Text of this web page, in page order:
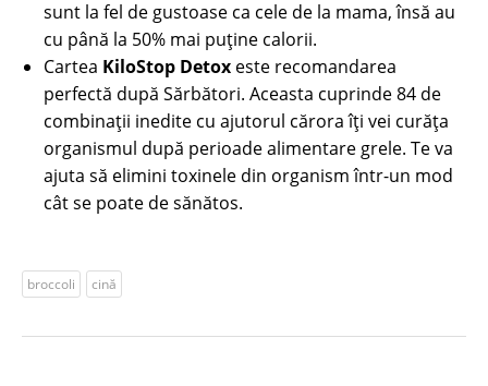
sunt la fel de gustoase ca cele de la mama, însă au
cu până la 50% mai puține calorii.
Cartea KiloStop Detox este recomandarea
perfectă după Sărbători. Aceasta cuprinde 84 de
combinații inedite cu ajutorul cărora îți vei curăța
organismul după perioade alimentare grele. Te va
ajuta să elimini toxinele din organism într-un mod
cât se poate de sănătos.
broccoli cină